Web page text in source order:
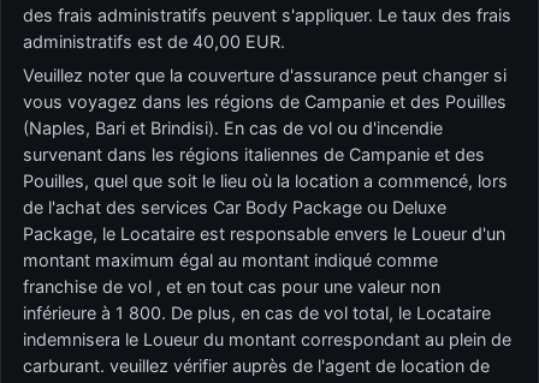
des frais administratifs peuvent s'appliquer. Le taux des frais
administratifs est de 40,00 EUR.
Veuillez noter que la couverture d'assurance peut changer si
vous voyagez dans les régions de Campanie et des Pouilles
(Naples, Bari et Brindisi). En cas de vol ou d'incendie
survenant dans les régions italiennes de Campanie et des
Pouilles, quel que soit le lieu où la location a commencé, lors
de l'achat des services Car Body Package ou Deluxe
Package, le Locataire est responsable envers le Loueur d'un
montant maximum égal au montant indiqué comme
franchise de vol , et en tout cas pour une valeur non
inférieure à 1 800. De plus, en cas de vol total, le Locataire
indemnisera le Loueur du montant correspondant au plein de
carburant. veuillez vérifier auprès de l'agent de location de